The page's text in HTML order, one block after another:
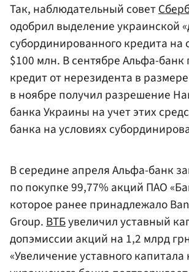
Так, наблюдательный совет
одобрил выделение украинской
субординированного кредита на
$100 млн. В сентябре Альфа-банк
кредит от нерезидента в
в ноябре получил разрешение
банка Украины на учет этих
банка на условиях
В середине апреля Альфа-банк
по покупке 99,77% акций ПАО
которое ранее принадлежало
Group.ВТБувеличил уставный
допэмиссии акций на 1,2 млрд
«Увеличение уставного